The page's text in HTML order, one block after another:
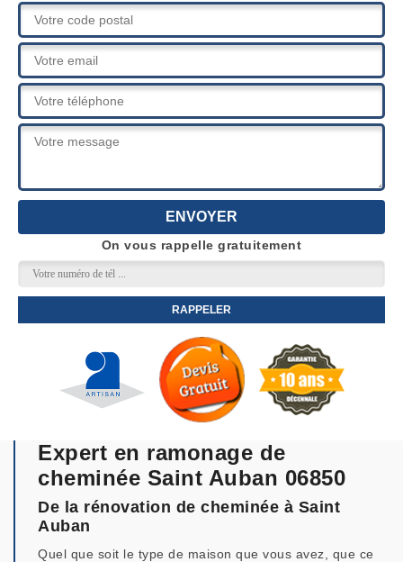
On vous rappelle gratuitement
Expert en ramonage de
cheminée Saint Auban 06850
De la rénovation de cheminée à Saint
Auban
Quel que soit le type de maison que vous avez, que ce